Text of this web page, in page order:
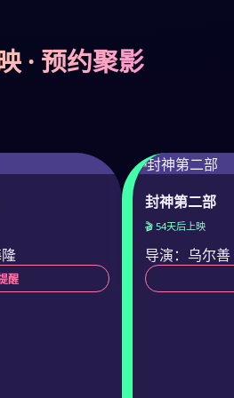
· 预约聚影
醒
封神第二部
🎬 54天后上映
导演：乌尔善